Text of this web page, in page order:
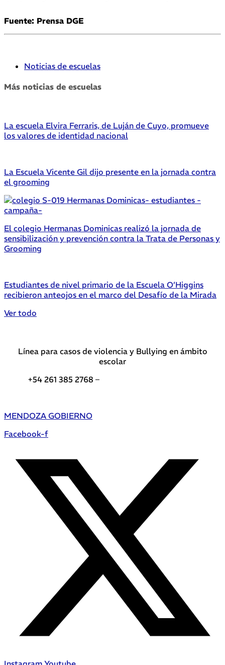
Fuente: Prensa DGE
Noticias de escuelas
Más noticias de escuelas
La escuela Elvira Ferraris, de Luján de Cuyo, promueve
los valores de identidad nacional
La Escuela Vicente Gil dijo presente en la jornada contra
el grooming
El colegio Hermanas Dominicas realizó la jornada de
sensibilización y prevención contra la Trata de Personas y
Grooming
Estudiantes de nivel primario de la Escuela O’Higgins
recibieron anteojos en el marco del Desafío de la Mirada
Ver todo
Línea para casos de violencia y Bullying en ámbito
escolar
+54 261 385 2768 –
MENDOZA GOBIERNO
Facebook-f